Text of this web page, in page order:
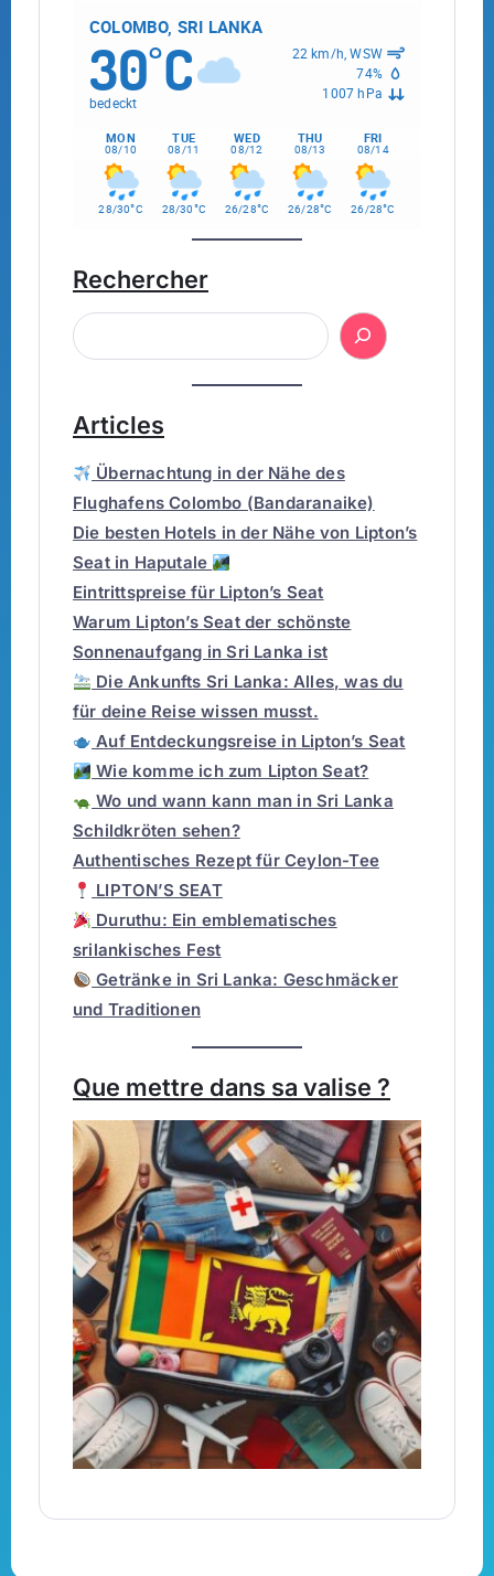
COLOMBO, SRI LANKA
30°C
bedeckt
22 km/h, WSW
74%
1007 hPa
MON
08/10
TUE
08/11
WED
08/12
THU
08/13
FRI
08/14
28/30°C 28/30°C 26/28°C 26/28°C 26/28°C
Rechercher
Articles
Übernachtung in der Nähe des
Flughafens Colombo (Bandaranaike)
Die besten Hotels in der Nähe von Lipton’s
Seat in Haputale
Eintrittspreise für Lipton’s Seat
Warum Lipton’s Seat der schönste
Sonnenaufgang in Sri Lanka ist
Die Ankunfts Sri Lanka: Alles, was du
für deine Reise wissen musst.
Auf Entdeckungsreise in Lipton’s Seat
Wie komme ich zum Lipton Seat?
Wo und wann kann man in Sri Lanka
Schildkröten sehen?
Authentisches Rezept für Ceylon-Tee
LIPTON’S SEAT
Duruthu: Ein emblematisches
srilankisches Fest
Getränke in Sri Lanka: Geschmäcker
und Traditionen
Que mettre dans sa valise ?